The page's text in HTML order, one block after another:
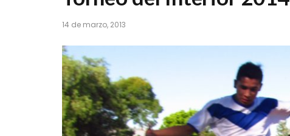
14 de marzo, 2013